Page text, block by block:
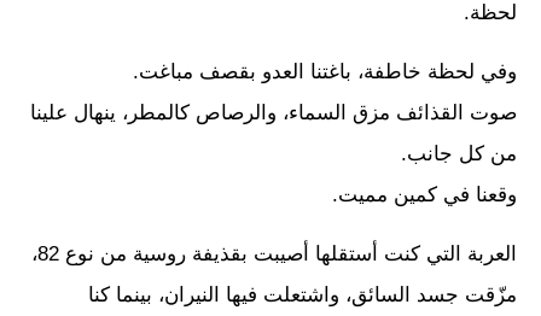
لحظة.
وفي لحظة خاطفة، باغتنا العدو بقصف مباغت.
صوت القذائف مزق السماء، والرصاص كالمطر، ينهال علينا
من كل جانب.
وقعنا في كمين مميت.
العربة التي كنت أستقلها أصيبت بقذيفة روسية من نوع 82،
مزّقت جسد السائق، واشتعلت فيها النيران، بينما كنا